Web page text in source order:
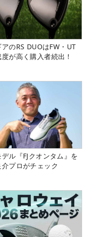
アのRS DUOはFW・UT
度が高く購入者続出！
ル『FJクオンタム』を
プロがチェック